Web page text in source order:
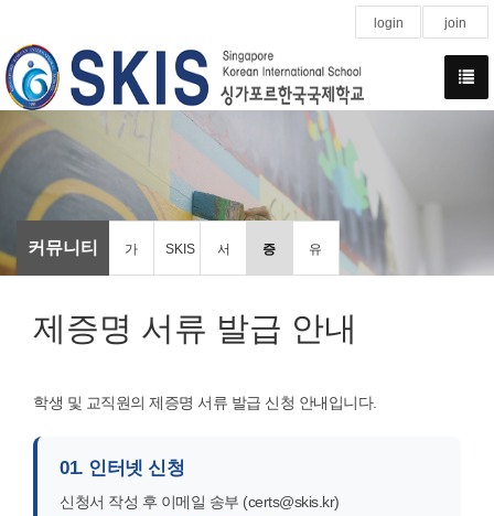
login join
커뮤니티 가
신
문
SKIS
란
다
서
알
증
발
유
관
제증명 서류 발급 안내
학생 및 교직원의 제증명 서류 발급 신청 안내입니다.
01. 인터넷 신청
신청서 작성 후 이메일 송부 (certs@skis.kr)